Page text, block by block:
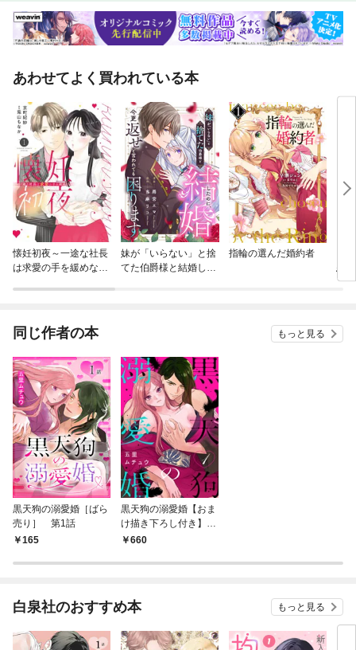
あわせてよく買われている本
懐妊初夜～一途な社長
は求愛の手を緩めない
妹が「いらない」と捨
てた伯爵様と結婚した
指輪の選んだ婚約者
悪
ト
同じ作者の本 もっと見る
黒天狗の溺愛婚［ばら
売り］ 第1話
165
黒天狗の溺愛婚【おま
け描き下ろし付き】
1巻660
白泉社のおすすめ本 もっと見る